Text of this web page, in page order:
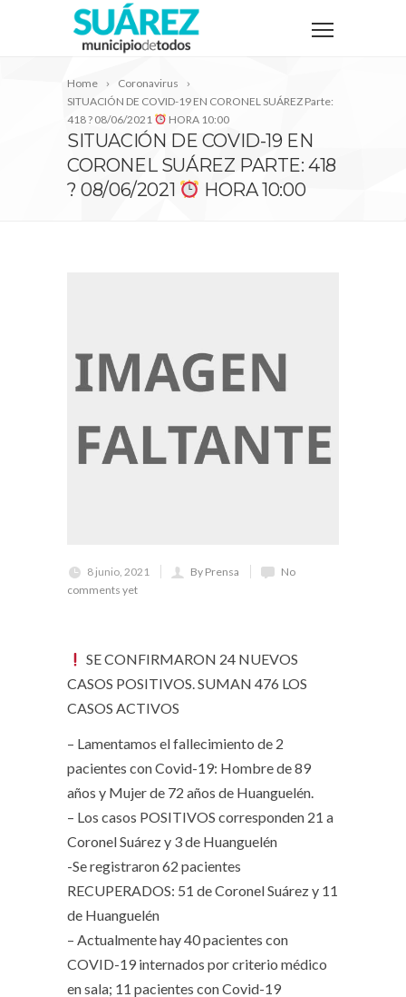
Home
Coronavirus
SITUACIÓN DE COVID-19 EN CORONEL SUÁREZ Parte:
418 ? 08/06/2021
HORA 10:00
SITUACIÓN DE COVID-19 EN
CORONEL SUÁREZ PARTE: 418
? 08/06/2021
HORA 10:00
8 junio, 2021 By Prensa
No
comments yet
SE CONFIRMARON 24 NUEVOS
CASOS POSITIVOS. SUMAN 476 LOS
CASOS ACTIVOS
– Lamentamos el fallecimiento de 2
pacientes con Covid-19: Hombre de 89
años y Mujer de 72 años de Huanguelén.
– Los casos POSITIVOS corresponden 21 a
Coronel Suárez y 3 de Huanguelén
-Se registraron 62 pacientes
RECUPERADOS: 51 de Coronel Suárez y 11
de Huanguelén
– Actualmente hay 40 pacientes con
COVID-19 internados por criterio médico
en sala; 11 pacientes con Covid-19